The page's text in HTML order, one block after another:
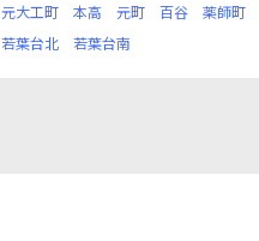
元大工町 本高 元町 百谷 薬師町
若葉台北 若葉台南